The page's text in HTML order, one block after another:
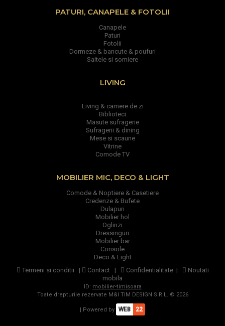
PATURI, CANAPELE & FOTOLII
Canapele
Paturi
Fotolii
Dormeze & bancute & poufuri
Saltele si somiere
LIVING
Living & camere de zi
Biblioteci
Masute sufragerie
Sufragerii & dining
Mese si scaune
Vitrine
Comode TV
MOBILIER MIC, DECO & LIGHT
Comode & Noptiere & Casetiere
Credenze & Bufete
Dulapuri
Mobilier hol
Oglinzi
Dressinguri
Mobilier bar
Console
Deco & Light
Termeni si conditii | Contact| Confidentialitate|
Noutati
mobila
ID: mobilier-timisoara
Toate drepturile rezervate M&I TIM DESIGN S.R.L. © 2026
| Powered by WEB 22